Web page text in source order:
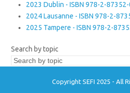
2023 Dublin - ISBN 978-2-
2024 Lausanne - ISBN 978-2-
2025 Tampere - ISBN 978-2-
Search by topic
Copyright SEFI 2025 - All